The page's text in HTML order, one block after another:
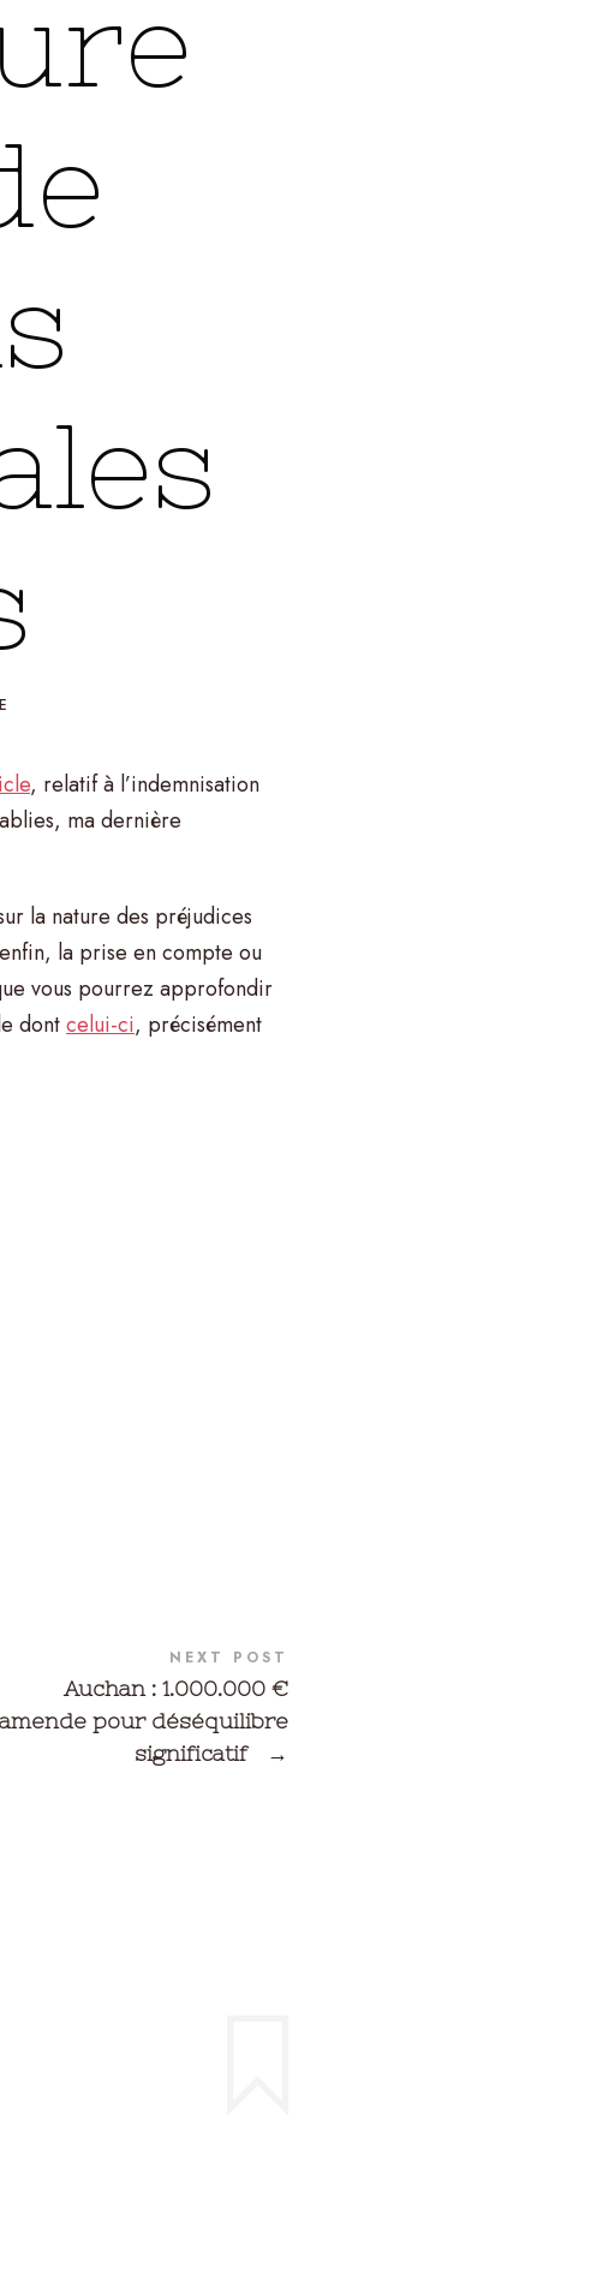
, relatif à l’indemnisation
ma dernière
la nature des préjudices
la prise en compte ou
vous pourrez approfondir
dontcelui-ci, précisément
NEXT POST
Auchan : 1.000.000 €
pour déséquilibre
significatif
→